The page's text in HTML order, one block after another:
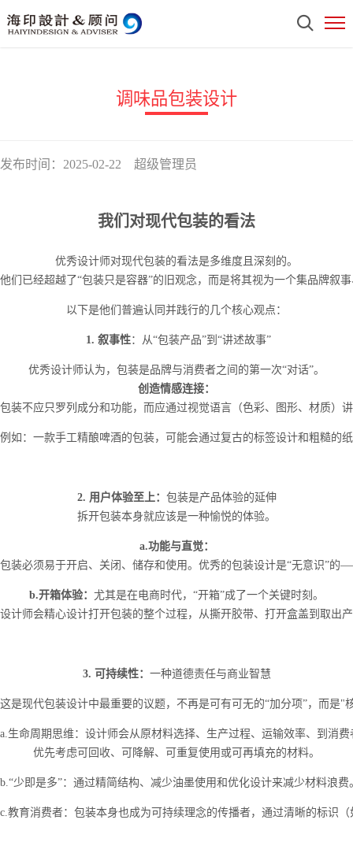
调味品包装设计
发布时间：2025-02-22 超级管理员
我们对现代包装的看法
优秀设计师对现代包装的看法是多维度且深刻的。
他们已经超越了“包装只是容器”的旧观念，而是将其视为一个集品牌叙
以下是他们普遍认同并践行的几个核心观点：
1. 叙事性：从“包装产品”到“讲述故事”
优秀设计师认为，包装是品牌与消费者之间的第一次“对话”。
创造情感连接：
包装不应只罗列成分和功能，而应通过视觉语言（色彩、图形、材质）
例如：一款手工精酿啤酒的包装，可能会通过复古的标签设计和粗糙的
2. 用户体验至上： 包装是产品体验的延伸
拆开包装本身就应该是一种愉悦的体验。
a.功能与直觉：
包装必须易于开启、关闭、储存和使用。优秀的包装设计是“无意识”
b.开箱体验： 尤其是在电商时代，“开箱”成了一个关键时刻。
设计师会精心设计打开包装的整个过程，从撕开胶带、打开盒盖到取出
3. 可持续性： 一种道德责任与商业智慧
这是现代包装设计中最重要的议题，不再是可有可无的“加分项”，而是"
a.生命周期思维：设计师会从原材料选择、生产过程、运输效率、到消
优先考虑可回收、可降解、可重复使用或可再填充的材料。
b.“少即是多”：通过精简结构、减少油墨使用和优化设计来减少材料浪
c.教育消费者：包装本身也成为可持续理念的传播者，通过清晰的标识